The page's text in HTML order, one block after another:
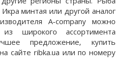
минтая или другой аналог
A-company можно
широкого ассортимента
предложение, купить
сайте ribka.ua или по номеру